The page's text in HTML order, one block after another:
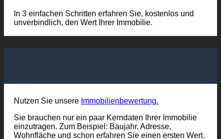
In 3 einfachen Schritten erfahren Sie, kostenlos und
unverbindlich, den Wert Ihrer Immobilie.
Nutzen Sie unsere Immobilienbewertung.
Sie brauchen nur ein paar Kerndaten Ihrer Immobilie
einzutragen. Zum Beispiel: Baujahr, Adresse,
Wohnfläche und schon erfahren Sie einen ersten Wert.